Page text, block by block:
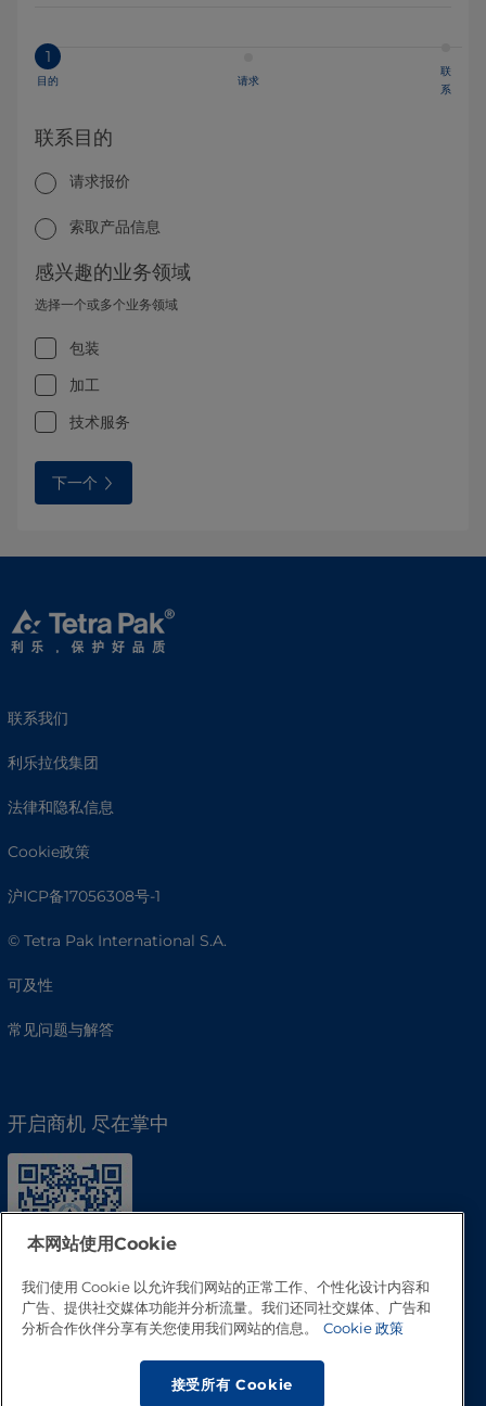
1
目的 请求
联
系
联系目的
请求报价
索取产品信息
感兴趣的业务领域
选择一个或多个业务领域
包装
加工
技术服务
下一个
联系我们
利乐拉伐集团
法律和隐私信息
Cookie政策
沪ICP备17056308号-1
© Tetra Pak International S.A.
可及性
常见问题与解答
开启商机 尽在掌中
本网站使用Cookie
我们使用 Cookie 以允许我们网站的正常工作、个性化设计内容和
广告、提供社交媒体功能并分析流量。我们还同社交媒体、广告和
分析合作伙伴分享有关您使用我们网站的信息。
Cookie 政策
接受所有 Cookie